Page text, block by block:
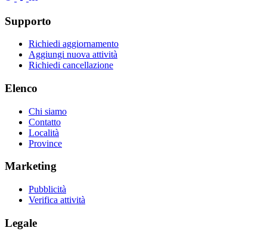
Supporto
Richiedi aggiornamento
Aggiungi nuova attività
Richiedi cancellazione
Elenco
Chi siamo
Contatto
Località
Province
Marketing
Pubblicità
Verifica attività
Legale